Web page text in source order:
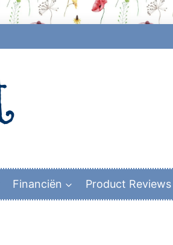
Financiën Product Reviews